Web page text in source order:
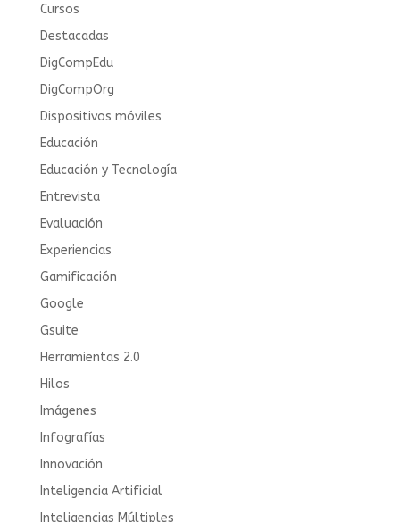
Cursos
Destacadas
DigCompEdu
DigCompOrg
Dispositivos móviles
Educación
Educación y Tecnología
Entrevista
Evaluación
Experiencias
Gamificación
Google
Gsuite
Herramientas 2.0
Hilos
Imágenes
Infografías
Innovación
Inteligencia Artificial
Inteligencias Múltiples